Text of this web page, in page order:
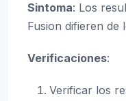
Sintoma: Los
Fusion difieren de
Verificaciones:
Verificar los